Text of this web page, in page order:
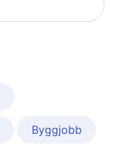
Byggjobb